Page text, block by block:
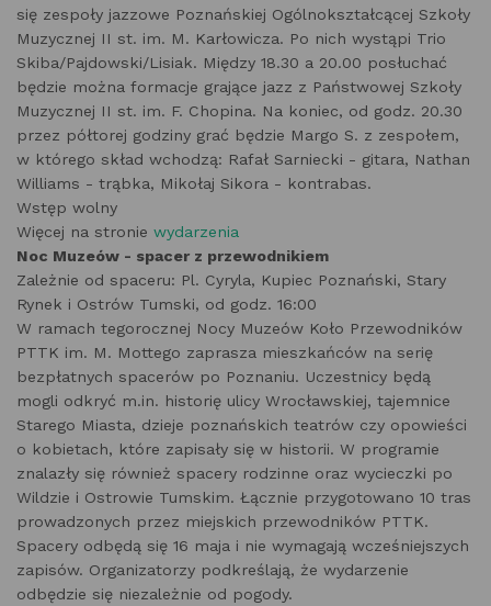
się zespoły jazzowe Poznańskiej Ogólnokształcącej Szkoły
Muzycznej II st. im. M. Karłowicza. Po nich wystąpi Trio
Skiba/Pajdowski/Lisiak. Między 18.30 a 20.00 posłuchać
będzie można formacje grające jazz z Państwowej Szkoły
Muzycznej II st. im. F. Chopina. Na koniec, od godz. 20.30
przez półtorej godziny grać będzie Margo S. z zespołem,
w którego skład wchodzą: Rafał Sarniecki - gitara, Nathan
Williams - trąbka, Mikołaj Sikora - kontrabas.
Wstęp wolny
Więcej na stronie wydarzenia
Noc Muzeów - spacer z przewodnikiem
Zależnie od spaceru: Pl. Cyryla, Kupiec Poznański, Stary
Rynek i Ostrów Tumski, od godz. 16:00
W ramach tegorocznej Nocy Muzeów Koło Przewodników
PTTK im. M. Mottego zaprasza mieszkańców na serię
bezpłatnych spacerów po Poznaniu. Uczestnicy będą
mogli odkryć m.in. historię ulicy Wrocławskiej, tajemnice
Starego Miasta, dzieje poznańskich teatrów czy opowieści
o kobietach, które zapisały się w historii. W programie
znalazły się również spacery rodzinne oraz wycieczki po
Wildzie i Ostrowie Tumskim. Łącznie przygotowano 10 tras
prowadzonych przez miejskich przewodników PTTK.
Spacery odbędą się 16 maja i nie wymagają wcześniejszych
zapisów. Organizatorzy podkreślają, że wydarzenie
odbędzie się niezależnie od pogody.